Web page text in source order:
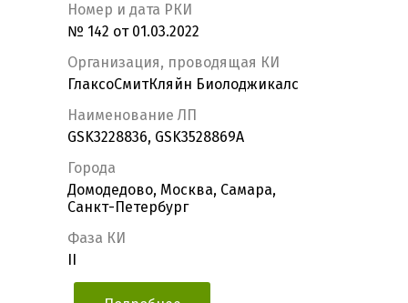
Номер и дата РКИ
№ 142 от 01.03.2022
Организация, проводящая КИ
ГлаксоСмитКляйн Биолоджикалс
Наименование ЛП
GSK3228836, GSK3528869A
Города
Домодедово, Москва, Самара,
Санкт-Петербург
Фаза КИ